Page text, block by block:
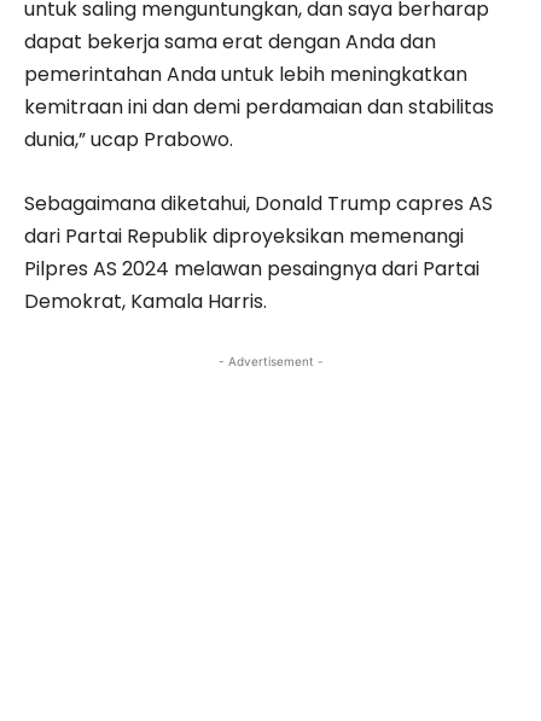
untuk saling menguntungkan, dan saya berharap
dapat bekerja sama erat dengan Anda dan
pemerintahan Anda untuk lebih meningkatkan
kemitraan ini dan demi perdamaian dan stabilitas
dunia,” ucap Prabowo.
Sebagaimana diketahui, Donald Trump capres AS
dari Partai Republik diproyeksikan memenangi
Pilpres AS 2024 melawan pesaingnya dari Partai
Demokrat, Kamala Harris.
- Advertisement -